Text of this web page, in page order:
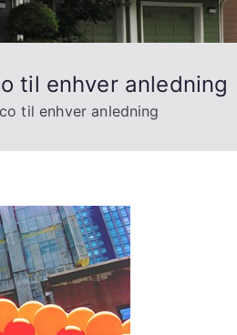
til enhver anledning
til enhver anledning